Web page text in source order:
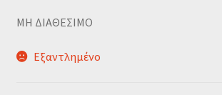
MΗ ΔΙΑΘΕΣΙΜΟ
Εξαντλημένο